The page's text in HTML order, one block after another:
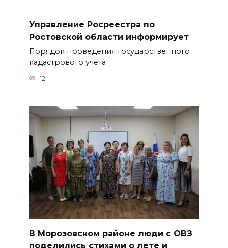
Управление Росреестра по
Ростовской области информирует
Порядок проведения государственного
кадастрового учета
12
В Морозовском районе люди с ОВЗ
поделились стихами о лете и